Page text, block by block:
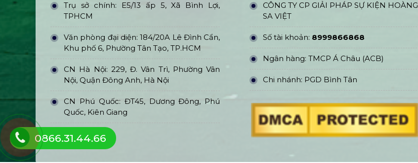
Trụ sở chính: E5/13 ấp 5, Xã Bình Lợi,
TPHCM
Văn phòng đại diện: 184/20A Lê Đình Cẩn,
Khu phố 6, Phường Tân Tạo, TP.HCM
CN Hà Nội: 229, Đ. Vân Trì, Phường Vân
Nội, Quận Đông Anh, Hà Nội
CN Phú Quốc: ĐT45, Dương Đông, Phú
Quốc, Kiên Giang
CÔNG TY CP GIẢI PHÁP SỰ KIỆN HOÀNG
SA VIỆT
Số tài khoản: 8999866868
Ngân hàng: TMCP Á Châu (ACB)
Chi nhánh: PGD Bình Tân
0866.31.44.66